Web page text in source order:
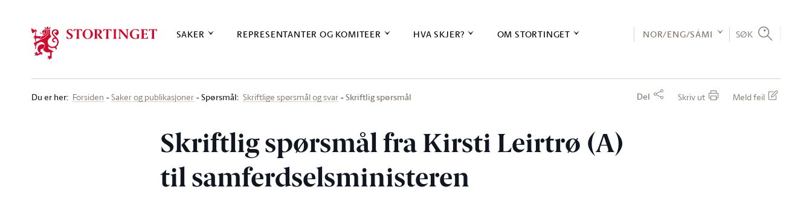
SAKER REPRESENTANTER OG KOMITEER HVA SKJER? OM STORTINGET NOR/ENG/SÁMI SØK
Du er her: Forsiden Saker og publikasjoner Spørsmål: Skriftlige spørsmål og svar Skriftlig spørsmål Del Skriv ut Meld feil
Skriftlig spørsmål fra Kirsti Leirtrø (A)
til samferdselsministeren